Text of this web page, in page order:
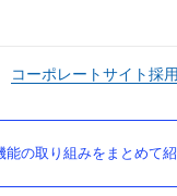
コーポレートサイト採
の取り組みをまとめて紹